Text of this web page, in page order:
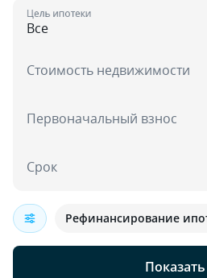
50 000 000
Цель ипотеки
Стоимость недвижимости
Первоначальный взнос
Срок
Рефинансирование